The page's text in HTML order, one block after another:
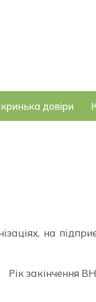
довіри
на
Рік закінчення